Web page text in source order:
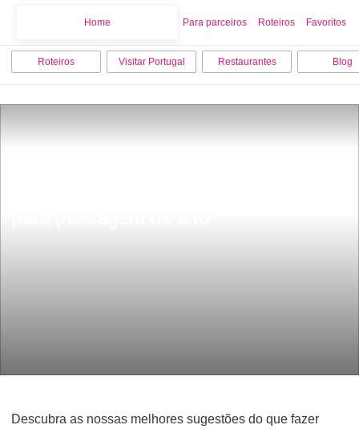
Home Para parceiros Roteiros Favoritos
Roteiros Visitar Portugal Restaurantes Blog
Descubra as nossas melhores sugestões do que fazer